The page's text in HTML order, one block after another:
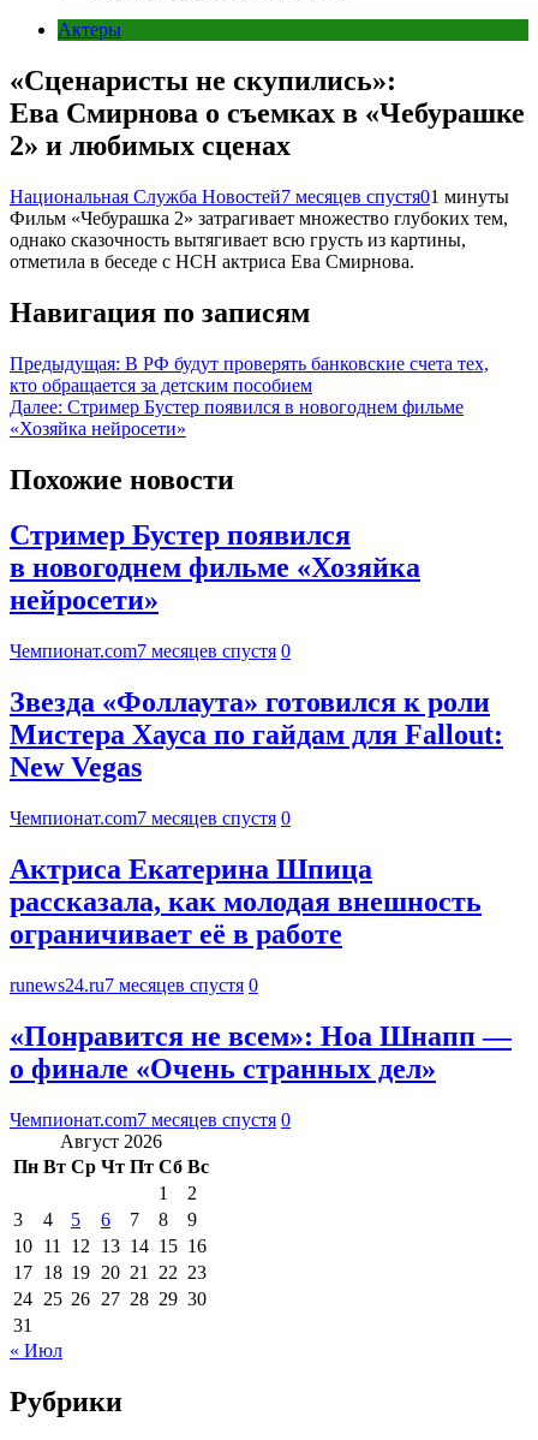
Актеры
«Сценаристы не скупились»:
Ева Смирнова о съемках в «Чебурашке
2» и любимых сценах
Национальная Служба Новостей7 месяцев спустя01 минуты
Фильм «Чебурашка 2» затрагивает множество глубоких тем,
однако сказочность вытягивает всю грусть из картины,
отметила в беседе с НСН актриса Ева Смирнова.
Навигация по записям
Предыдущая: В РФ будут проверять банковские счета тех,
кто обращается за детским пособием
Далее: Стример Бустер появился в новогоднем фильме
«Хозяйка нейросети»
Похожие новости
Стример Бустер появился
в новогоднем фильме «Хозяйка
нейросети»
Чемпионат.com7 месяцев спустя 0
Звезда «Фоллаута» готовился к роли
Мистера Хауса по гайдам для Fallout:
New Vegas
Чемпионат.com7 месяцев спустя 0
Актриса Екатерина Шпица
рассказала, как молодая внешность
ограничивает её в работе
runews24.ru7 месяцев спустя 0
«Понравится не всем»: Ноа Шнапп —
о финале «Очень странных дел»
Чемпионат.com7 месяцев спустя 0
Август 2026
Пн Вт Ср Чт Пт Сб Вс
1
2
3
4 5 6 7 8
9
10 11 12 13 14 15 16
17 18 19 20 21 22 23
24 25 26 27 28 29 30
31
« Июл
Рубрики